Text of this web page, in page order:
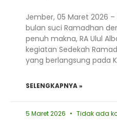
Jember, 05 Maret 2026
bulan suci Ramadhan
penuh makna, RA Ulul
kegiatan Sedekah
yang berlangsung pada
SELENGKAPNYA »
5 Maret 2026 Tidak ada